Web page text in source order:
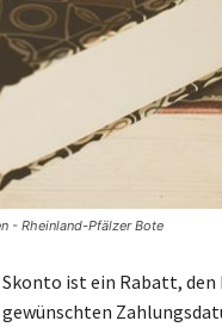
- Rheinland-Pfälzer Bote
Skonto ist ein Rabatt, den
gewünschten